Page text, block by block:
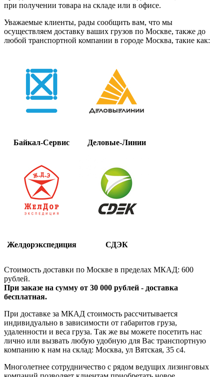
при получении товара на складе или в офисе.
Уважаемые клиенты, рады сообщить вам, что мы
осуществляем доставку ваших грузов по Москве, также до
любой транспортной компании в городе Москва, такие как:
Байкал-Сервис Деловые-Линии
Желдорэкспедиция СДЭК
Стоимость доставки по Москве в пределах МКАД: 600
рублей.
При заказе на сумму от 30 000 рублей - доставка
бесплатная.
При доставке за МКАД стоимость рассчитывается
индивидуально в зависимости от габаритов груза,
удаленности и веса груза. Так же вы можете посетить нас
лично или вызвать любую удобную для Вас транспортную
компанию к нам на склад: Москва, ул Вятская, 35 c4.
Многолетнее сотрудничество с рядом ведущих лизинговых